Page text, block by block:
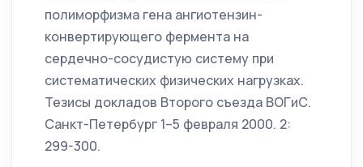
полиморфизма гена ангиотензин-
конвертирующего фермента на
сердечно-сосудистую систему при
систематических физических нагрузках.
Тезисы докладов Второго съезда ВОГиС.
Санкт-Петербург 1–5 февраля 2000. 2:
299-300.